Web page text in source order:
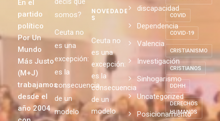
M+J
En el
partido
político
Por Un
Mundo
Más Justo
(M+J)
trabajamos
vosotros,
decís que
somos?
Ceuta no
es la
consecuencia
NOVEDADE
S
Ceuta no
es una
excepción:
es la
Mujer
Infancia
discapacidad
Dependencia
Valencia
Investigación
Sinhogarismo
COOPERACIÓN
INTERNACIONAL
CORONAVIRUS
COVID
COVID-19
CRISTIANISMO
CRISTIANOS
DDHH